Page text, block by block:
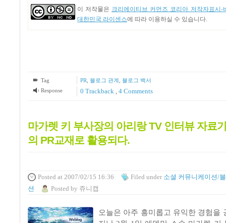
이 저작물은 크리에이티브 커먼즈 코리아 저작자표시-
대한민국 라이센스에 따라 이용하실 수 있습니다.
Tag PR, 블로그 관계 , 블로그 백서
Response
0 Trackback 4Comments
마가렛 키 부사장의 아리랑 TV 인터뷰 자료
의 PR교재로 활용되다.
Posted at 2007/02/15 16:36 Filed under 소셜 커뮤니케이션/
션
Posted by 쥬니캡
오늘은 아주 흥미롭고 유익한 경험을